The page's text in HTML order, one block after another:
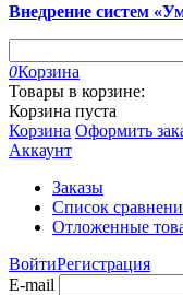
Внедрение систем
0Корзина
Товары в корзине:
Корзина пуста
Корзина Оформить
Аккаунт
Заказы
Список
Отложенные
ВойтиРегистрация
E-mail